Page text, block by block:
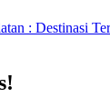
: Destinasi